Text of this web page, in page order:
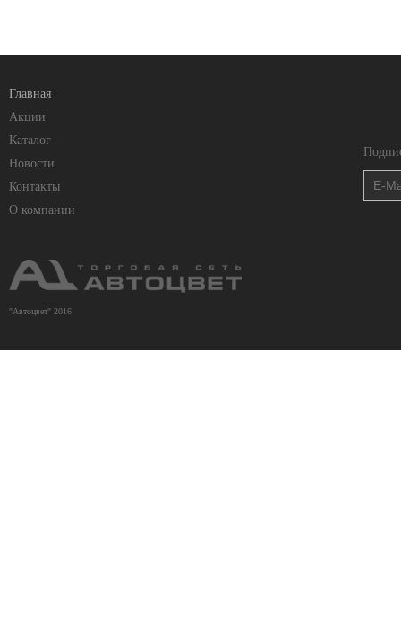
Главная
Акции
Каталог
Новости
Контакты
О компании
"Автоцвет" 2016